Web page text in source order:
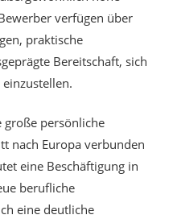
verfügen über
praktische
Bereitschaft, sich
große persönliche
nach Europa verbunden
eine Beschäftigung in
berufliche
eine deutliche